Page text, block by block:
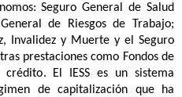
Seguro General de Salud
de Riesgos de Trabajo;
Invalidez y Muerte y el Seguro
prestaciones como Fondos de
crédito. El IESS es un sistema
de capitalización que ha